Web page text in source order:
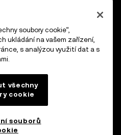
soubory cookie“,
ukládání na vašem zařízení,
s analýzou využití dat a s
všechny
cookie
souborů